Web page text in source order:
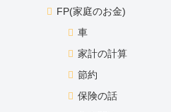
FP(家庭のお金)
車
家計の計算
節約
保険の話